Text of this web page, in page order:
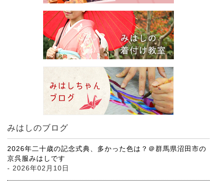
みはしのブログ
2026年二十歳の記念式典、多かった色は？＠群馬県沼田市の
京呉服みはしです
- 2026年02月10日